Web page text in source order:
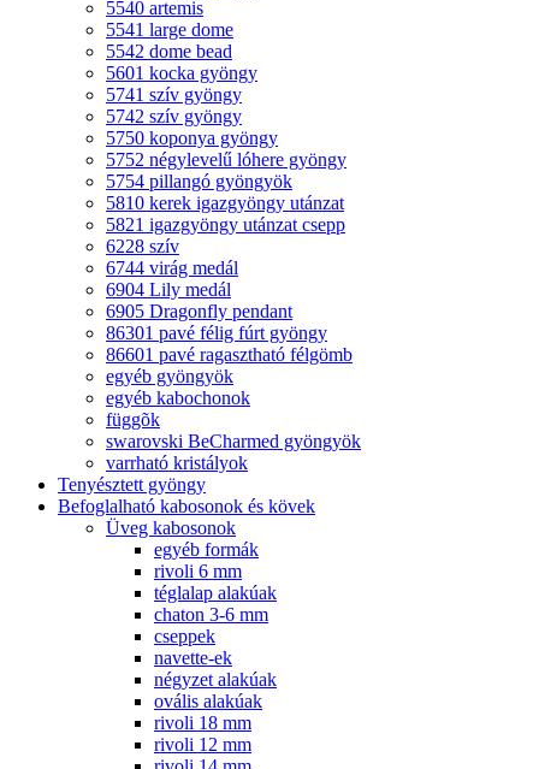
5540 artemis
5541 large dome
5542 dome bead
5601 kocka gyöngy
5741 szív gyöngy
5742 szív gyöngy
5750 koponya gyöngy
5752 négylevelű lóhere gyöngy
5754 pillangó gyöngyök
5810 kerek igazgyöngy utánzat
5821 igazgyöngy utánzat csepp
6228 szív
6744 virág medál
6904 Lily medál
6905 Dragonfly pendant
86301 pavé félig fúrt gyöngy
86601 pavé ragasztható félgömb
egyéb gyöngyök
egyéb kabochonok
függõk
swarovski BeCharmed gyöngyök
varrható kristályok
Tenyésztett gyöngy
Befoglalható kabosonok és kövek
Üveg kabosonok
egyéb formák
rivoli 6 mm
téglalap alakúak
chaton 3-6 mm
cseppek
navette-ek
négyzet alakúak
ovális alakúak
rivoli 18 mm
rivoli 12 mm